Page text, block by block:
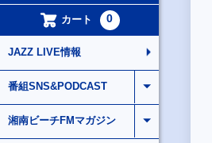
カート 0
JAZZ LIVE情報
番組SNS&PODCAST
湘南ビーチFMマガジン